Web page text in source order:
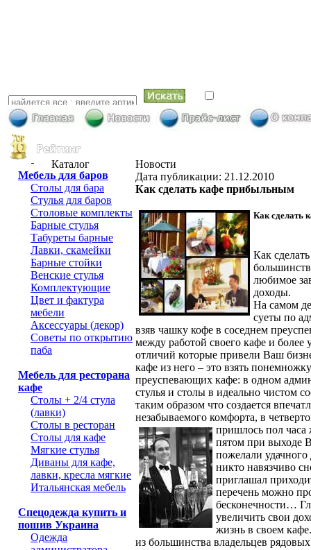
Каталог
Мебель для баров
Столы для бара
Стулья для баров
Столовые комплекты
Барные стулья
Табуреты барные
Лавки, скамейки
Барные стойки
Венские стулья
Комплектующие
Цвет и фактура
мебели
Аксессуары (декор)
Советы по открытию
паба
Мебель для ресторана
кафе
Столы + 2/4 стула
(лавки)
Столы в ресторан
Столы для кафе
Мягкие стулья
Диваны для кафе,
лавки, кресла мягкие
Итальянская мебель
Спецодежда купить и
пошив Украина
Одежда
Новости
Дата публикации: 21.12.2010
Как сделать кафе прибыльным
Как сделать
Как
любимое
доходы.
На самом
суеты по
взяв чашку кофе в соседнем
между работой своего кафе и
отличий которые привели Ваш
кафе из него – это взять
преуспевающих кафе: в одном
стулья и столы в идеально чистом
таким образом что создается
незабываемого комфорта, в
пришлось пол часа
пятом при выходе
пожелали
никто навязчиво
приглашал
перечень можно
бесконечности…
увеличить свои
жизнь в своем
из большинства владельцев